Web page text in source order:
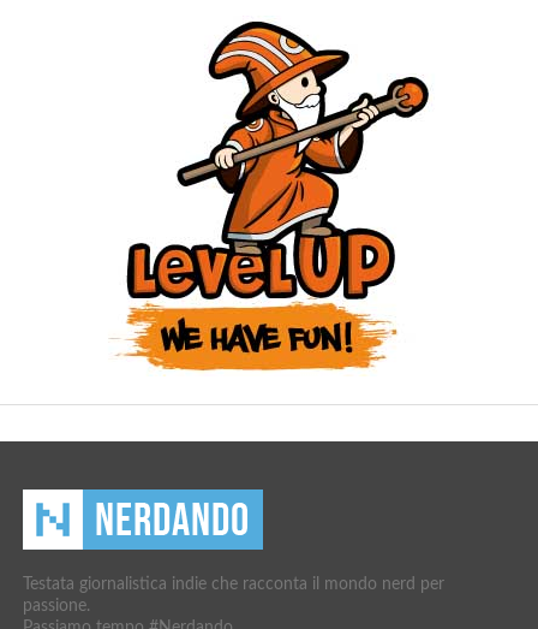
Testata giornalistica indie che racconta il mondo nerd per
passione.